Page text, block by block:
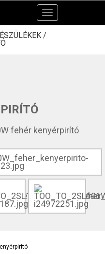
Toggle
navigation
/
fehér kenyérpirító